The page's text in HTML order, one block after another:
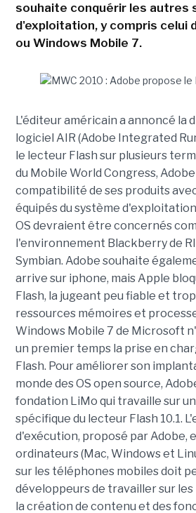
souhaite conquérir les autres
d'exploitation, y compris celui
ou Windows Mobile 7.
L'éditeur américain a annoncé la
logiciel AIR (Adobe Integrated
le lecteur Flash sur plusieurs
du Mobile World Congress,
compatibilité de ses produits
équipés du système
OS devraient être concernés
l'environnement Blackberry de
Symbian. Adobe souhaite
arrive sur iphone, mais Apple
Flash, la jugeant peu fiable et
ressources mémoires et
Windows Mobile 7 de Microsoft
un premier temps la prise en
Flash. Pour améliorer son
monde des OS open source,
fondation LiMo qui travaille sur
spécifique du lecteur Flash 10.1.
d'exécution, proposé par Adobe,
ordinateurs (Mac, Windows et
sur les téléphones mobiles doit
développeurs de travailler sur
la création de contenu et des